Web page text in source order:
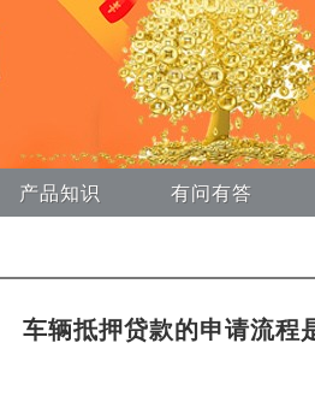
产品知识 有问有答
车辆抵押贷款的申请流程